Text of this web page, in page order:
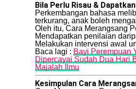
Bila Perlu Risau &
Perkembangan bahasa
terkurang, anak boleh
Oleh itu, Cara Merangsang
Mendapatkan penilaian
Melakukan intervensi awal
Baca lagi : Bayi Perempuan
Dipercayai Sudah Dua Hari
Majalah Ilmu
Kesimpulan Cara